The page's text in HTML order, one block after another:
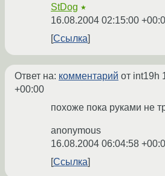
StDog ★
16.08.2004 02:15:00
Ссылка
Ответ на: комментарий от int19h
+00:00
похоже пока руками не
anonymous
16.08.2004 06:04:58
Ссылка